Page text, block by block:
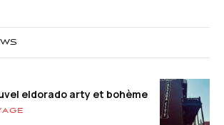
eldorado arty et bohème